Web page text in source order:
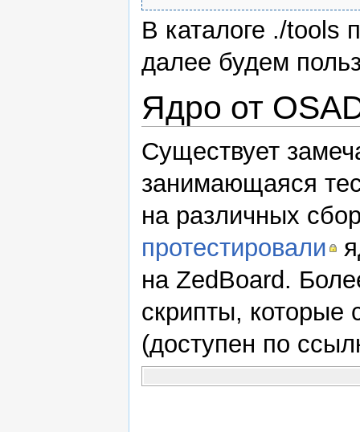
В каталоге ./tools
далее будем
Ядро от
Существует
занимающаяся
на различных
протестировали
на ZedBoard.
скрипты, которые
(доступен по